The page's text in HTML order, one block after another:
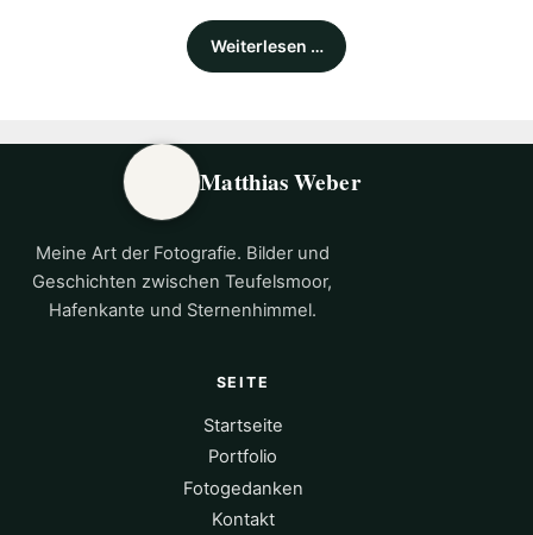
Weiterlesen …
Matthias Weber
Meine Art der Fotografie. Bilder und
Geschichten zwischen Teufelsmoor,
Hafenkante und Sternenhimmel.
SEITE
Startseite
Portfolio
Fotogedanken
Kontakt